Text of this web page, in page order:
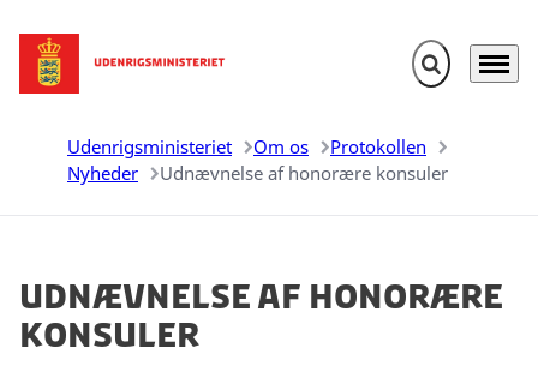
Gå til forsiden Fold søgefelt
Menu
Udenrigsministeriet Om os
Protokollen
Nyheder
Udnævnelse af honorære konsuler
Udnævnelse af honorære
konsuler